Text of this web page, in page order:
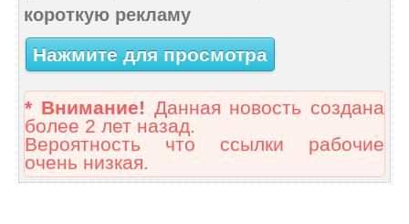
короткую рекламу
Нажмите для просмотра
* Внимание! Данная новость создана
более 2 лет назад.
Вероятность что ссылки рабочие
очень низкая.